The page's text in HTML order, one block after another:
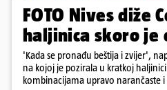
FOTO Nives diže
haljinica skoro je
'Kada se pronađu beštija i zvijer',
na kojoj je pozirala u kratkoj
kombinacijama upravo narančaste